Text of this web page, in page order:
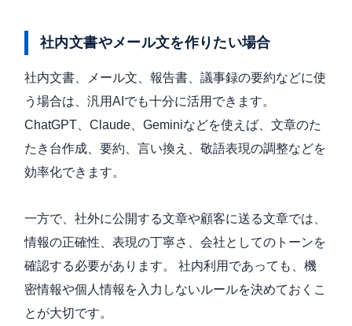
社内文書やメール文を作りたい場合
社内文書、メール文、報告書、議事録の要約などに使
う場合は、汎用AIでも十分に活用できます。
ChatGPT、Claude、Geminiなどを使えば、文章のた
たき台作成、要約、言い換え、敬語表現の調整などを
効率化できます。
一方で、社外に公開する文章や顧客に送る文章では、
情報の正確性、表現の丁寧さ、会社としてのトーンを
確認する必要があります。 社内利用であっても、機
密情報や個人情報を入力しないルールを決めておくこ
とが大切です。